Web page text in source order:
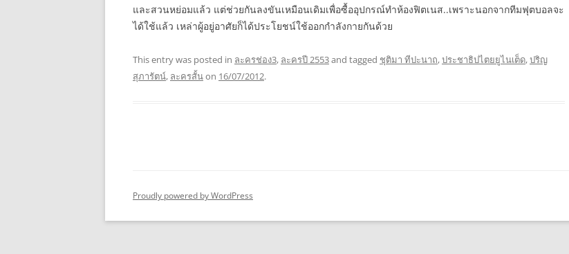
และสวนหย่อมแล้ว แต่ช่วยกันลงขันเหมือนเดิมเพื่อซื้ออุปกรณ์ทำห้องฟิตเนส..เพราะนอกจากทีมฟุตบอลจะ
ได้ใช้แล้ว เหล่าผู้อยู่อาศัยก็ได้ประโยชน์ใช้ออกกำลังกายกันด้วย
This entry was posted in ละครช่อง3, ละครปี 2553and tagged ชุติมา ทีปะนาถ,ประชาธิปไตยยูไนเต็ด,ปริญ
สุภารัตน์, ละครสั้นon 16/07/2012.
Proudly powered by WordPress